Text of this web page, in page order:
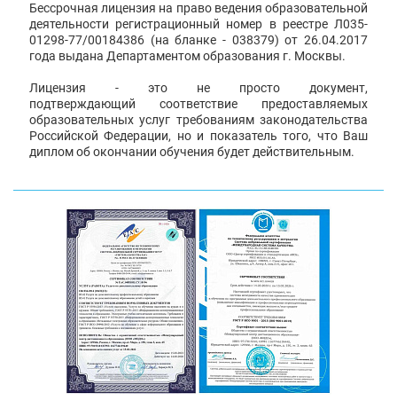
Бессрочная лицензия на право ведения образовательной
деятельности регистрационный номер в реестре Л035-
01298-77/00184386 (на бланке - 038379) от 26.04.2017
года выдана Департаментом образования г. Москвы.
Лицензия - это не просто документ,
подтверждающий соответствие предоставляемых
образовательных услуг требованиям законодательства
Российской Федерации, но и показатель того, что Ваш
диплом об окончании обучения будет действительным.